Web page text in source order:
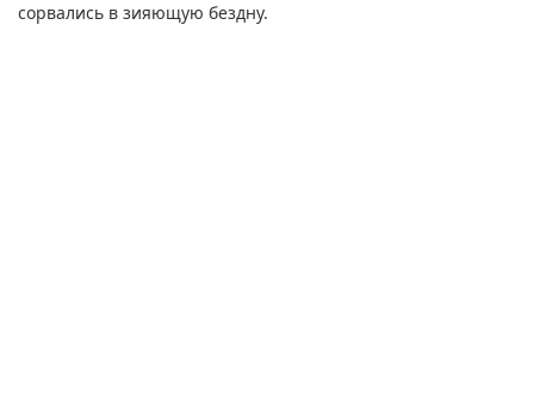
сорвались в зияющую бездну.